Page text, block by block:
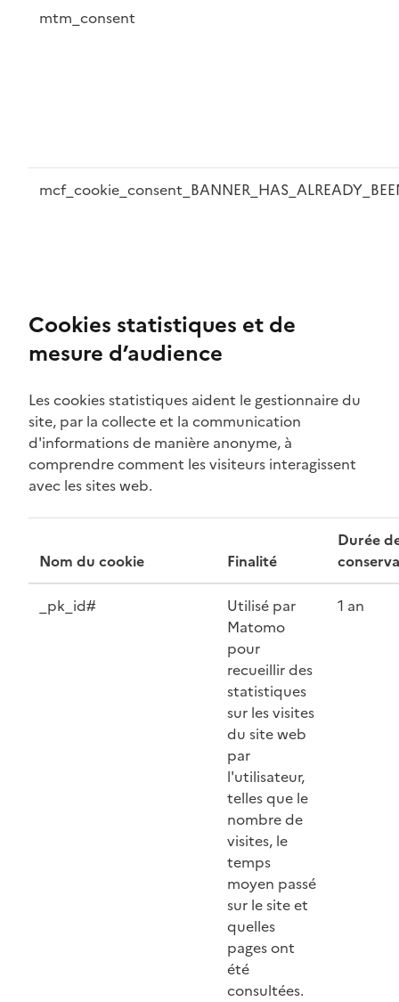
mtm_consent
Cookies statistiques et de
mesure d’audience
Les cookies statistiques aident le gestionnaire du
site, par la collecte et la communication
d'informations de manière anonyme, à
comprendre comment les visiteurs interagissent
avec les sites web.
Nom du cookie Finalité
Durée
_pk_id#
Utilisé par
Matomo
pour
recueillir des
statistiques
sur les visites
du site web
par
l'utilisateur,
telles que le
nombre de
visites, le
temps
moyen passé
sur le site et
quelles
pages ont
été
consultées.
1 an